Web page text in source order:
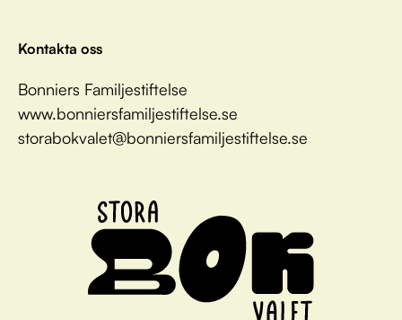
Kontakta oss
Bonniers Familjestiftelse
www.bonniersfamiljestiftelse.se
storabokvalet@bonniersfamiljestiftelse.se